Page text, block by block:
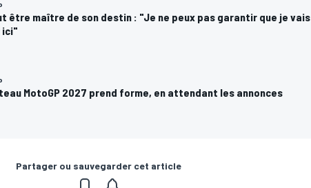
être maître de son destin : "Je ne peux pas garantir que je vais
MotoGP 2027 prend forme, en attendant les annonces
Partager ou sauvegarder cet article